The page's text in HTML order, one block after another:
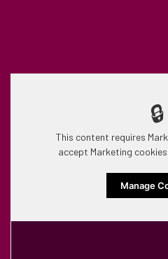
🔒
This content requires
accept Marketing
Manage